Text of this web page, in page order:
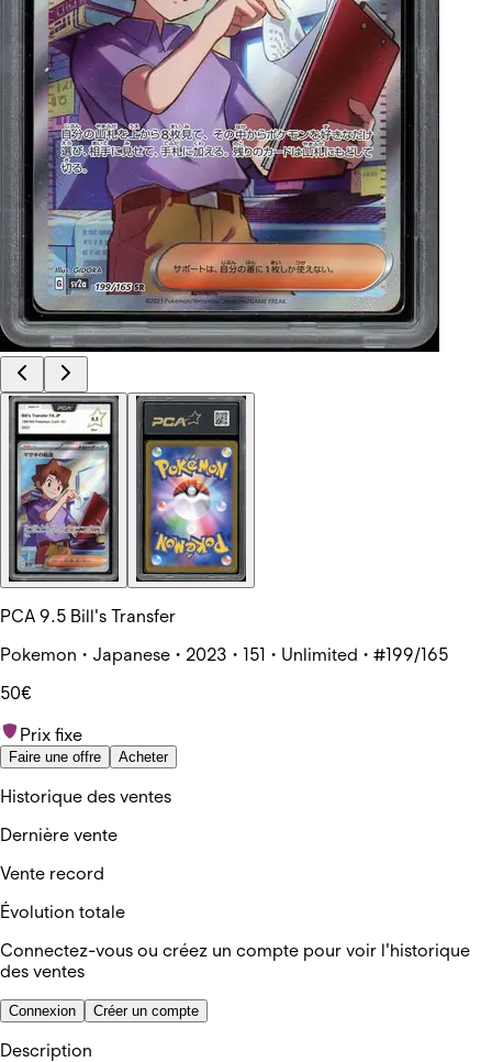
PCA 9.5 Bill's Transfer
Pokemon • Japanese • 2023 • 151 • Unlimited • #199/165
50€
Prix fixe
Faire une offre Acheter
Historique des ventes
Dernière vente
Vente record
Évolution totale
Connectez-vous ou créez un compte pour voir l'historique
des ventes
Connexion Créer un compte
Description